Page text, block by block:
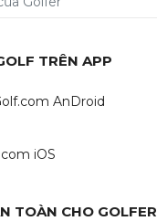
TRÊN APP
AnDroid
iOS
TOÀN CHO GOLFER